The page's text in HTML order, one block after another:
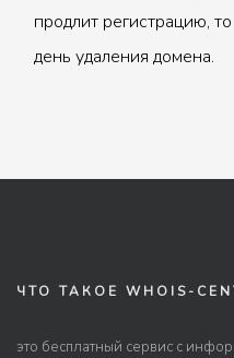
продлит регистрацию,
день удаления домена.
ЧТО ТАКОЕ WHOIS-
это бесплатный сервис с